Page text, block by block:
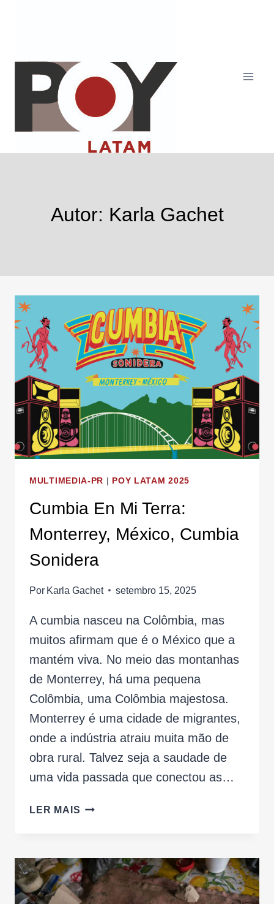
Autor: Karla Gachet
MULTIMEDIA-PR | POY LATAM 2025
Cumbia En Mi Terra:
Monterrey, México, Cumbia
Sonidera
Por Karla Gachet setembro 15, 2025
A cumbia nasceu na Colômbia, mas
muitos afirmam que é o México que a
mantém viva. No meio das montanhas
de Monterrey, há uma pequena
Colômbia, uma Colômbia majestosa.
Monterrey é uma cidade de migrantes,
onde a indústria atraiu muita mão de
obra rural. Talvez seja a saudade de
uma vida passada que conectou as…
LER MAIS CUMBIA
MONTERREY,
MÉXICO,
CUMBIA